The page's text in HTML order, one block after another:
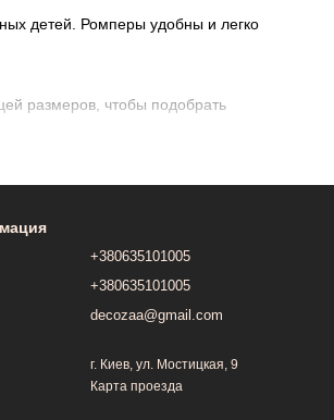
детей. Ромперы удобны и легко
размеров, чтобы подобрать
обеспечить комфорт и не
сохранения качества ткани.
+380635101005
+380635101005
decozaa@gmail.com
г. Киев, ул. Мостицкая, 9
Карта проезда